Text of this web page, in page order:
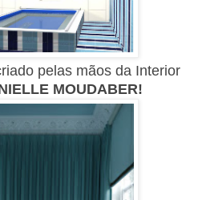
pelas mãos da Interior
MOUDABER!